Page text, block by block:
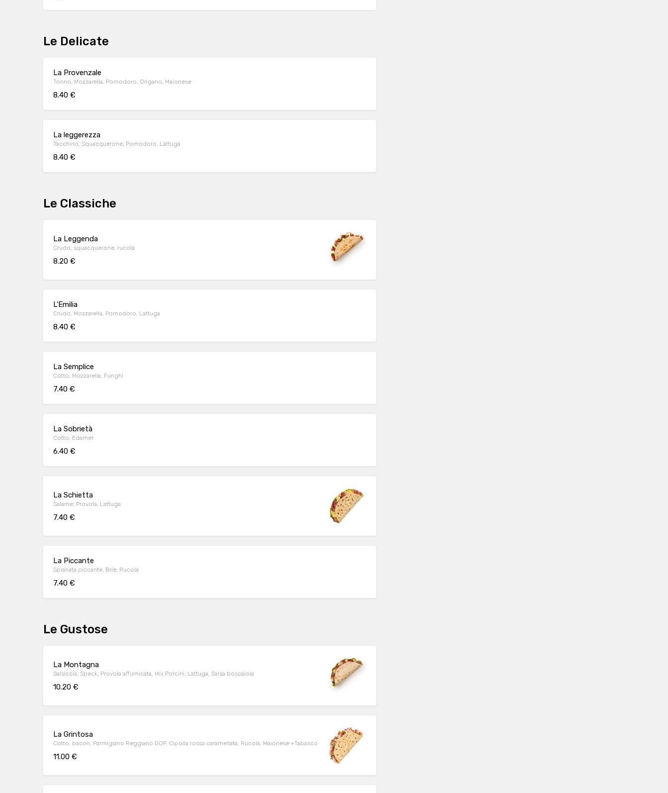
Le Delicate
La Provenzale
Tonno, Mozzarella, Pomodoro, Origano, Maionese
8.40 €
La leggerezza
Tacchino, Squacquerone, Pomodoro, Lattuga
8.40 €
Le Classiche
La Leggenda
Crudo, squacquerone, rucola
8.20 €
L'Emilia
Crudo, Mozzarella, Pomodoro, Lattuga
8.40 €
La Semplice
Cotto, Mozzarella, Funghi
7.40 €
La Sobrietà
Cotto, Edamer
6.40 €
La Schietta
Salame, Provola, Lattuga
7.40 €
La Piccante
Spianata piccante, Brie, Rucola
7.40 €
Le Gustose
La Montagna
Salsiccia, Speck, Provola affumicata, Mix Porcini, Lattuga, Salsa boscaiola
10.20 €
La Grintosa
Cotto, bacon, Parmigiano Reggiano DOP, Cipolla rossa caramellata, Rucola, Maionese +Tabasco
11.00 €